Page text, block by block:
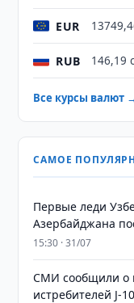
EUR
RUB 146,19
Все курсы валют
САМОЕ
Первые леди
Азербайджана
15:30 · 31/07
СМИ сообщили о
истребителей J-